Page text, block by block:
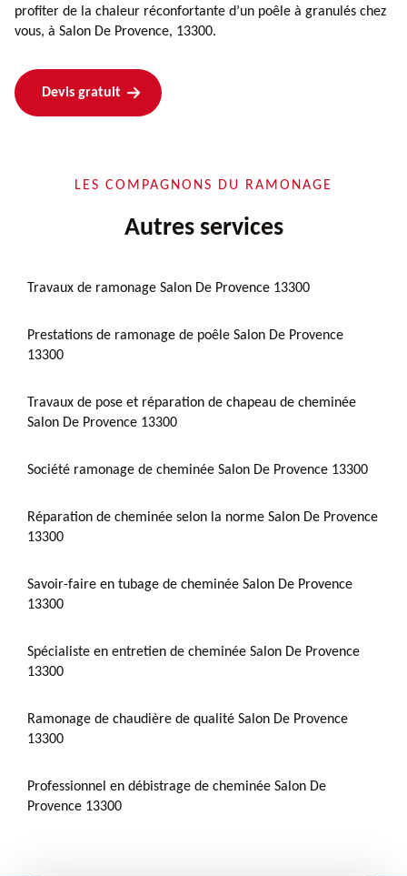
profiter de la chaleur réconfortante d’un poêle à granulés chez
vous, à Salon De Provence, 13300.
Devis gratuit
LES COMPAGNONS DU RAMONAGE
Autres services
Travaux de ramonage Salon De Provence 13300
Prestations de ramonage de poêle Salon De Provence
13300
Travaux de pose et réparation de chapeau de cheminée
Salon De Provence 13300
Société ramonage de cheminée Salon De Provence 13300
Réparation de cheminée selon la norme Salon De Provence
13300
Savoir-faire en tubage de cheminée Salon De Provence
13300
Spécialiste en entretien de cheminée Salon De Provence
13300
Ramonage de chaudière de qualité Salon De Provence
13300
Professionnel en débistrage de cheminée Salon De
Provence 13300